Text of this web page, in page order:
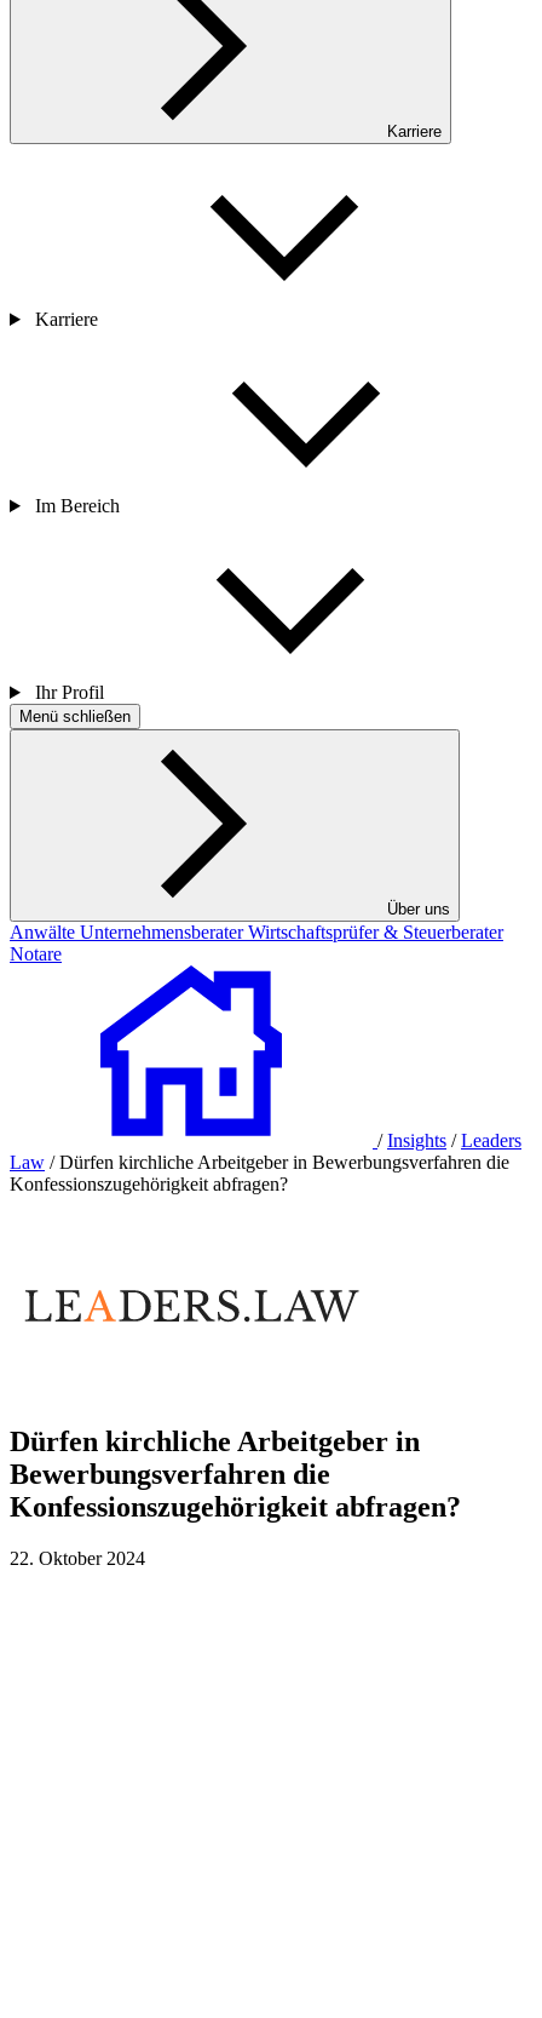
Karriere
Karriere
Im Bereich
Ihr Profil
Menü schließen
Über uns
Anwälte UnternehmensberaterWirtschaftsprüfer & Steuerberater
Notare
/ Insights / Leaders
Law / Dürfen kirchliche Arbeitgeber in Bewerbungsverfahren die
Konfessionszugehörigkeit abfragen?
Dürfen kirchliche Arbeitgeber in
Bewerbungsverfahren die
Konfessionszugehörigkeit abfragen?
22. Oktober 2024